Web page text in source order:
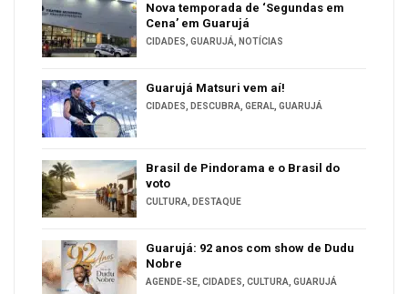
Nova temporada de ‘Segundas em
Cena’ em Guarujá
CIDADES, GUARUJÁ, NOTÍCIAS
Guarujá Matsuri vem aí!
CIDADES, DESCUBRA, GERAL, GUARUJÁ
Brasil de Pindorama e o Brasil do
voto
CULTURA, DESTAQUE
Guarujá: 92 anos com show de Dudu
Nobre
AGENDE-SE, CIDADES, CULTURA, GUARUJÁ